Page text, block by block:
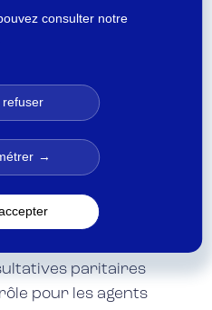
administrative
personnel pour un
d’un scrutin de
composée en
de
personnel, est
relatives à la
paritaires
pour les agents
consulter notre
refuser